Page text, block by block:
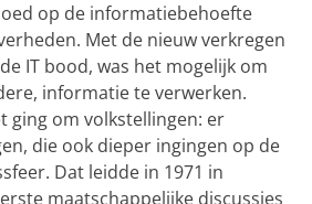
op de informatiebehoefte
Met de nieuw verkregen
IT bood, was het mogelijk om
informatie te verwerken.
ging om volkstellingen: er
die ook dieper ingingen op de
Dat leidde in 1971 in
maatschappelijke discussies